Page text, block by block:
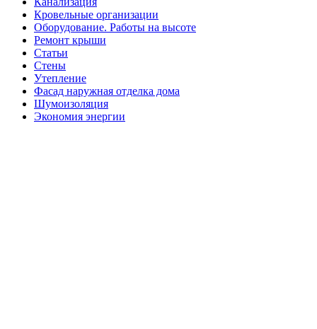
Кровельные организации
Оборудование. Работы на высоте
Ремонт крыши
Статьи
Стены
Утепление
Фасад наружная отделка дома
Шумоизоляция
Экономия энергии